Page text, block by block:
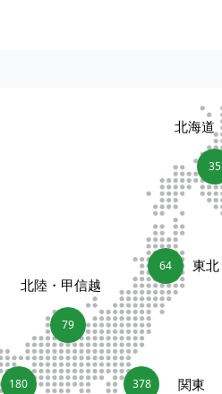
35
北海道
64 東北
378 関東
79
北陸・甲信越
180